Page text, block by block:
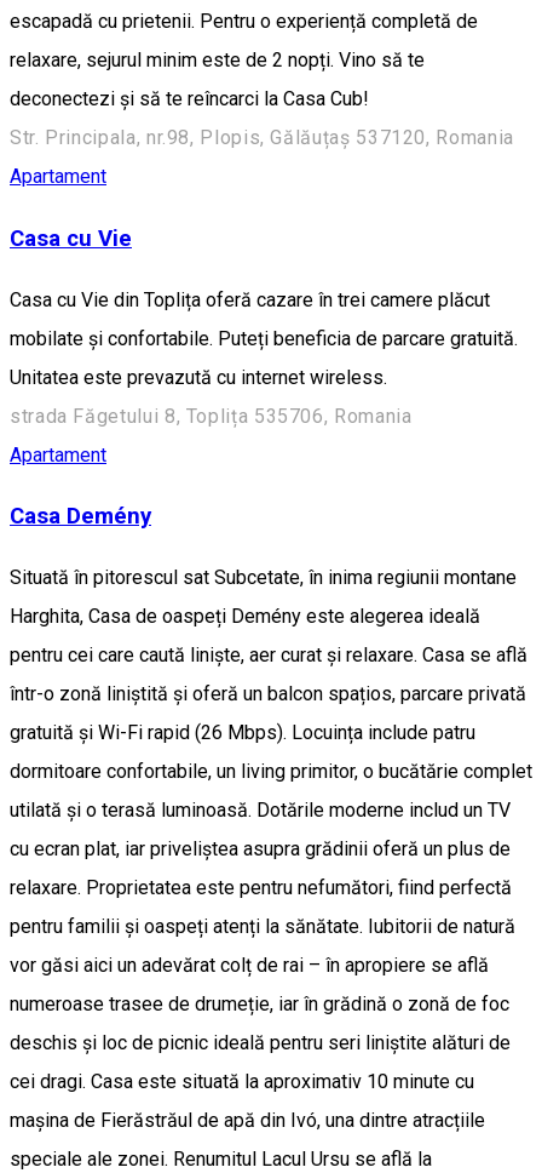
escapadă cu prietenii. Pentru o experiență completă de
relaxare, sejurul minim este de 2 nopți. Vino să te
deconectezi și să te reîncarci la Casa Cub!
Str. Principala, nr.98, Plopis, Gălăuțaș 537120, Romania
Apartament
Casa cu Vie
Casa cu Vie din Toplița oferă cazare în trei camere plăcut
mobilate și confortabile. Puteți beneficia de parcare gratuită.
Unitatea este prevazută cu internet wireless.
strada Făgetului 8, Toplița 535706, Romania
Apartament
Casa Demény
Situată în pitorescul sat Subcetate, în inima regiunii montane
Harghita, Casa de oaspeți Demény este alegerea ideală
pentru cei care caută liniște, aer curat și relaxare. Casa se află
într-o zonă liniștită și oferă un balcon spațios, parcare privată
gratuită și Wi-Fi rapid (26 Mbps). Locuința include patru
dormitoare confortabile, un living primitor, o bucătărie complet
utilată și o terasă luminoasă. Dotările moderne includ un TV
cu ecran plat, iar priveliștea asupra grădinii oferă un plus de
relaxare. Proprietatea este pentru nefumători, fiind perfectă
pentru familii și oaspeți atenți la sănătate. Iubitorii de natură
vor găsi aici un adevărat colț de rai – în apropiere se află
numeroase trasee de drumeție, iar în grădină o zonă de foc
deschis și loc de picnic ideală pentru seri liniștite alături de
cei dragi. Casa este situată la aproximativ 10 minute cu
mașina de Fierăstrăul de apă din Ivó, una dintre atracțiile
speciale ale zonei. Renumitul Lacul Ursu se află la